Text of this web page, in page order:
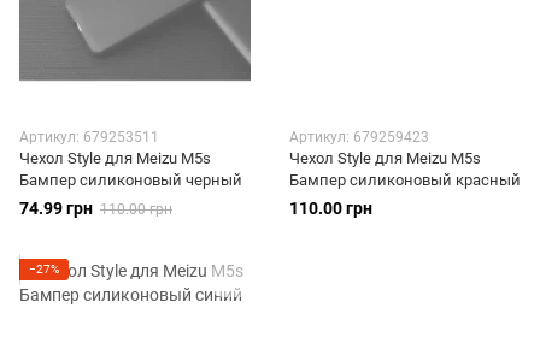
Артикул: 679253511
Чехол Style для Meizu M5s
Бампер силиконовый черный
74.99 грн 110.00 грн
Артикул: 679259423
Чехол Style для Meizu M5s
Бампер силиконовый красный
110.00 грн
−27%